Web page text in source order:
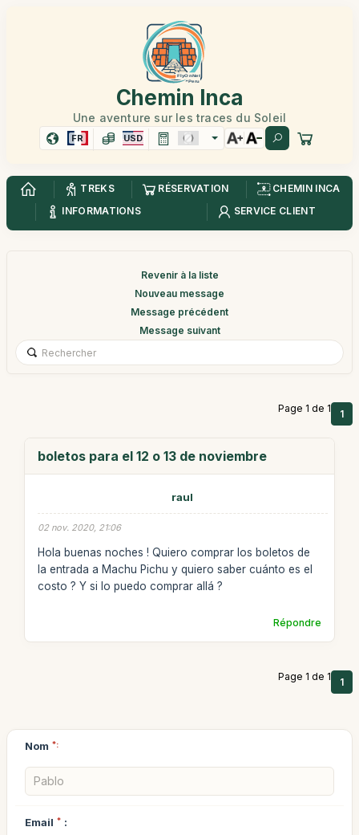
Chemin Inca
Une aventure sur les traces du Soleil
FR USD
TREKS RÉSERVATION
CHEMIN INCA
INFORMATIONS
SERVICE CLIENT
Revenir à la liste
Nouveau message
Message précédent
Message suivant
Page 1 de 1 1
boletos para el 12 o 13 de noviembre
raul
02 nov. 2020, 21:06
Hola buenas noches ! Quiero comprar los boletos de
la entrada a Machu Pichu y quiero saber cuánto es el
costo ? Y si lo puedo comprar allá ?
Répondre
Page 1 de 1 1
Nom *:
Email * :